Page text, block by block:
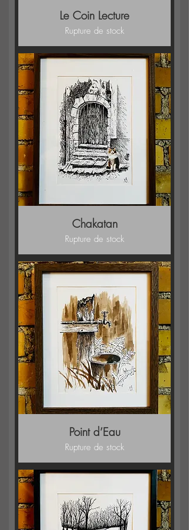
Le Coin Lecture
Rupture de stock
Chakatan
Rupture de stock
Point d’Eau
Rupture de stock